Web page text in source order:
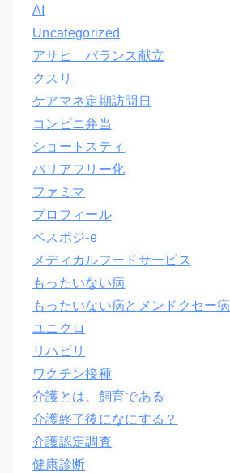
AI
Uncategorized
アサヒ バランス献立
クスリ
ケアマネ定期訪問日
コンビニ弁当
ショートスティ
バリアフリー化
ファミマ
プロフィール
ベスポジ-e
メディカルフードサービス
もったいない病
もったいない病とメンドクセー病
ユニクロ
リハビリ
ワクチン接種
介護とは、飼育である
介護終了後になにする？
介護認定調査
健康診断